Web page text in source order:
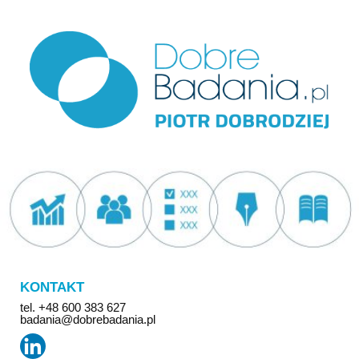
KONTAKT
tel. +48 600 383 627
badania@dobrebadania.pl